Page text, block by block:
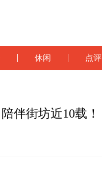
休闲 点评
伴街坊近10载！